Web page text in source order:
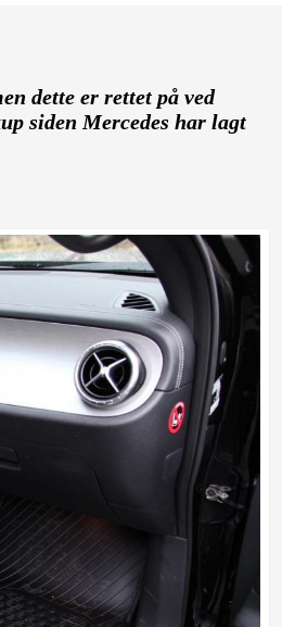
dette er rettet på ved
siden Mercedes har lagt